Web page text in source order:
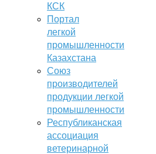
КСК
Портал
легкой
промышленности
Казахстана
Союз
производителей
продукции легкой
промышленности
Республиканская
ассоциация
ветеринарной